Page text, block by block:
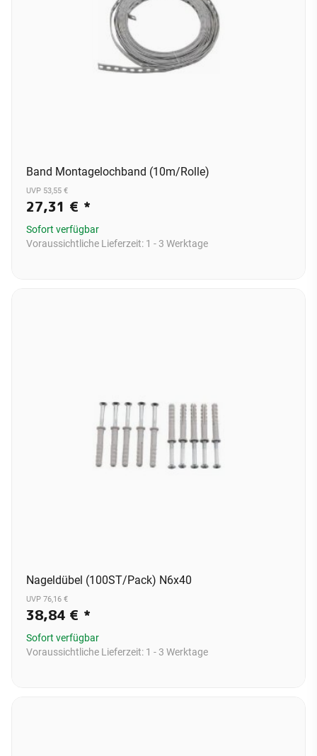
Band Montagelochband (10m/Rolle)
UVP 53,55 €
27,31 € *
Sofort verfügbar
Voraussichtliche Lieferzeit: 1 - 3 Werktage
Nageldübel (100ST/Pack) N6x40
UVP 76,16 €
38,84 € *
Sofort verfügbar
Voraussichtliche Lieferzeit: 1 - 3 Werktage